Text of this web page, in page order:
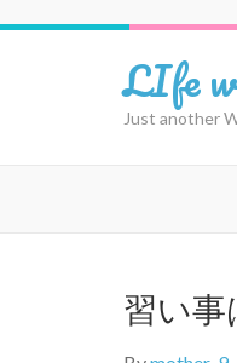
LIfe
Just another
習い